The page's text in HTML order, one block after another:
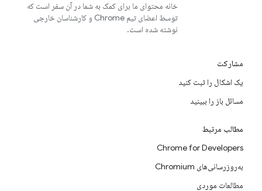
خانه محتوای ما برای کمک به شما در آن سفر است که
توسط اعضای تیم Chrome و کارشناسان خارجی
نوشته شده است.
مشارکت
یک اشکال را ثبت کنید
مسائل باز را ببینید
مطالب مرتبط
Chrome for Developers
به‌روزرسانی‌های Chromium
مطالعات موردی